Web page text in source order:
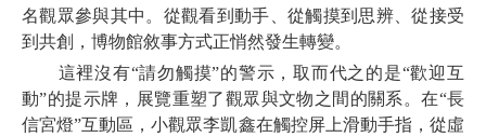
名觀眾參與其中。從觀看到動手、從觸摸到思辨、從接受
到共創，博物館敘事方式正悄然發生轉變。
這裡沒有“請勿觸摸”的警示，取而代之的是“歡迎互
動”的提示牌，展覽重塑了觀眾與文物之間的關系。在“長
信宮燈”互動區，小觀眾李凱鑫在觸控屏上滑動手指，從虛